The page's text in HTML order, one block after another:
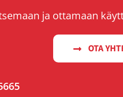
ja ottamaan
OTA